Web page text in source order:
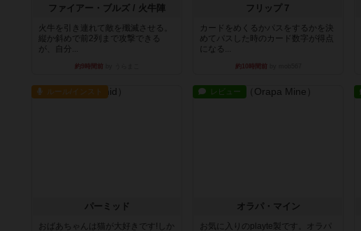
ファイアー・ブルズ / 火牛陣
火牛を引き連れて敵を殲滅させる。
縦か斜めで前2列まで攻撃できる
が、自分...
約9時間前
フリップ７
カードをめくるかパスをするかを決
めてパスした時のカード数字が得点
になる...
約10時間前
ルール/インスト
パーミッド
おばあちゃんは猫が大好きです!しか
レビュー
オラパ・マイン
お気に入りのplayte製です。オラパ